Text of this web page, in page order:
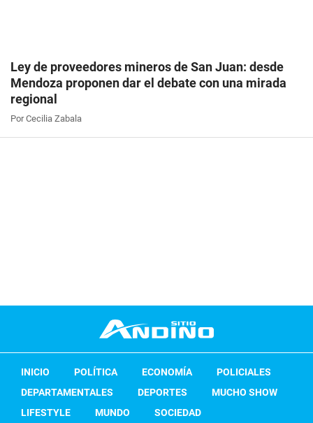
Ley de proveedores mineros de San Juan: desde
Mendoza proponen dar el debate con una mirada
regional
Por Cecilia Zabala
INICIO POLÍTICA ECONOMÍA
POLICIALES
DEPARTAMENTALES
DEPORTES
MUCHO SHOW
LIFESTYLE
MUNDO SOCIEDAD